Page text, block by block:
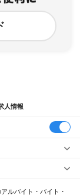
人情報
猫ルバイト・バイト・